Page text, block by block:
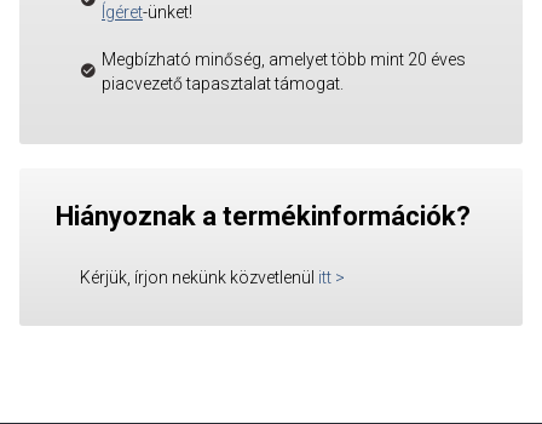
Ígéret-ünket!
Megbízható minőség, amelyet több mint 20 éves
piacvezető tapasztalat támogat.
Hiányoznak a termékinformációk?
Kérjük, írjon nekünk közvetlenül itt >